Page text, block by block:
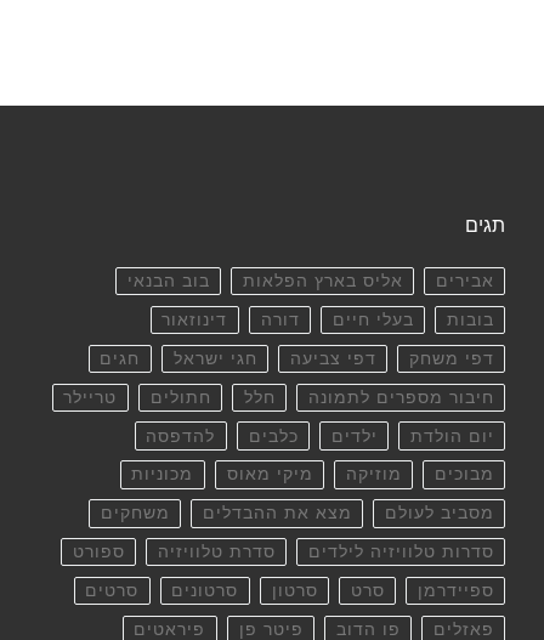
תגים
אבירים אליס בארץ הפלאות בוב הבנאי
בובות בעלי חיים דורה דינוזאור
דפי משחק דפי צביעה חגי ישראל חגים
חיבור מספרים לתמונה חלל חתולים טריילר
יום הולדת ילדים כלבים להדפסה
מבוכים מוזיקה מיקי מאוס מכוניות
מסביב לעולם מצא את ההבדלים משחקים
סדרות טלוויזיה לילדים סדרת טלוויזיה ספורט
ספיידרמן סרט סרטון סרטונים סרטים
פאזלים פו הדוב פיטר פן פיראטים